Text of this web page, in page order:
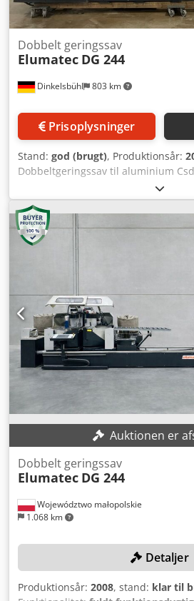
Dinkelsbühl 803 km
Dobbelt geringssav
Elumatec DG 244
Prisoplysninger
Stand: god (brugt), Produktionsår:
Dobbeltgeringssav til aluminium
Savklinger kan drejes og vippes i
Inklusive rundsavklinger og
Mindste snitlængde ved 90°: 375
4500 mm Drejning indad
til 22,5° indad og op til 140° udad
Hældningsvinkel indad pneumatisk
(mellempositioner manuelt med
revolveranslag) Savklingens
hastighed: 2250 1/min. Effekt pr.
/ 1840 / 1985 mm Vægt ca.: 2110 kg
Auktionen er
Województwo małopolskie
1.068 km
Dobbelt geringssav
Elumatec DG 244
Detaljer
Produktionsår: 2008, stand: klar til